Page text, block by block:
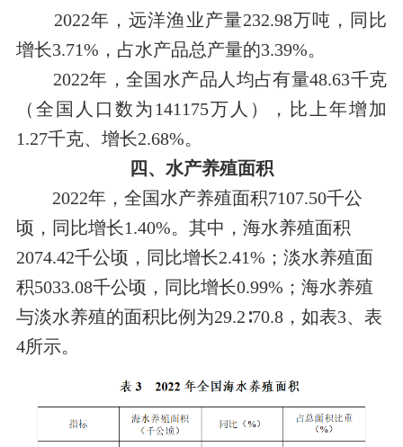
2022年，远洋渔业产量232.98万吨，同比
增长3.71%，占水产品总产量的3.39%。
2022年，全国水产品人均占有量48.63千克
（全国人口数为141175万人），比上年增加
1.27千克、 增长2.68%。
四、水产养殖面积
2022年，全国水产养殖面积7107.50千公
顷，同比增长1.40%。其中，海水养殖面积
2074.42千公顷，同比增长2.41%；淡水养殖面
积5033.08千公顷，同比增长0.99%；海水养殖
与淡水养殖的面积比例为29.2 ∶70.8，如表3、表
4所示。